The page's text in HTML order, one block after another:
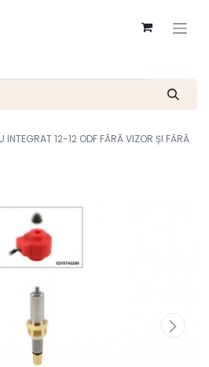
INTEGRAT 12-12 ODF FĂRĂ VIZOR ȘI FĂRĂ